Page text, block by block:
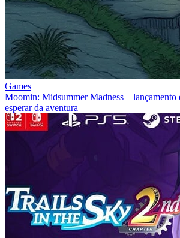
Games
Moomin: Midsummer Madness – lançamento
esperar da aventura